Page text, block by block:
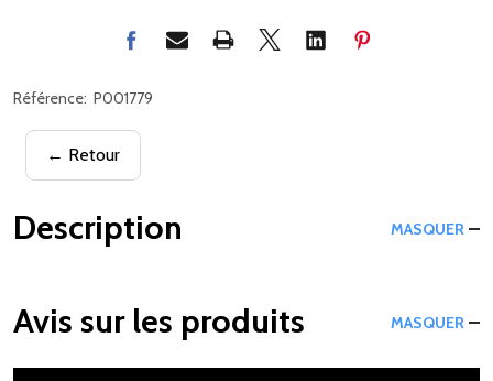
Référence: P001779
← Retour
Description MASQUER
Avis sur les produits MASQUER